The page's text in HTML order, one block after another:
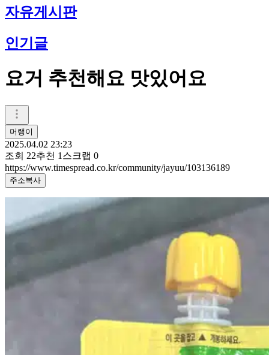
자유게시판
인기글
요거 추천해요 맛있어요
머랭이
2025.04.02 23:23
조회 22추천 1 스크랩 0
https://www.timespread.co.kr/community/jayuu/103136189
주소복사